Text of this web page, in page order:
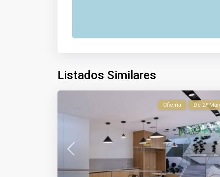
Listados Similares
Oficina De 2ª